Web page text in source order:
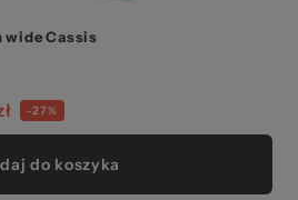
wide Cassis
-27%
do koszyka